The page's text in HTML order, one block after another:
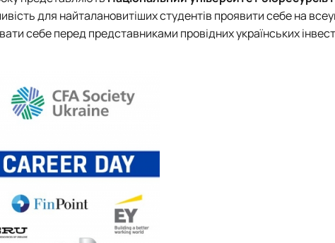
для найталановитіших студентів проявити себе на
себе перед представниками провідних українських